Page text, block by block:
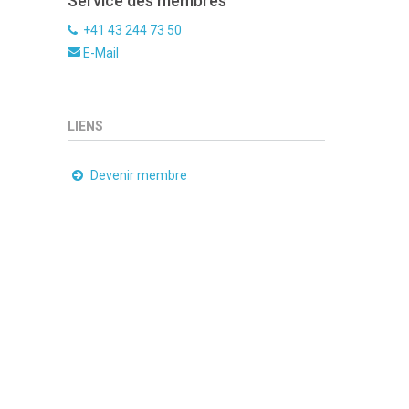
+41 43 244 73 50
E-Mail
LIENS
Devenir membre